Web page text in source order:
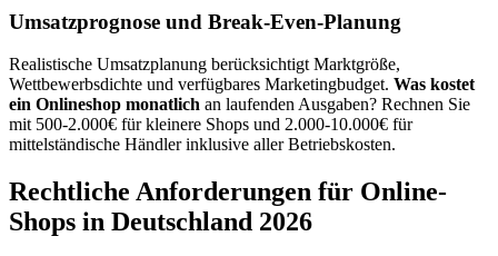
Umsatzprognose und Break-Even-Planung
Realistische Umsatzplanung berücksichtigt Marktgröße,
Wettbewerbsdichte und verfügbares Marketingbudget. Was kostet
ein Onlineshop monatlich an laufenden Ausgaben? Rechnen Sie
mit 500-2.000€ für kleinere Shops und 2.000-10.000€ für
mittelständische Händler inklusive aller Betriebskosten.
Rechtliche Anforderungen für Online-
Shops in Deutschland 2026